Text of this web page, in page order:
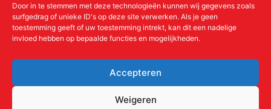
Door in te stemmen met deze technologieën kunnen wij gegevens zoals
surfgedrag of unieke ID's op deze site verwerken. Als je geen
toestemming geeft of uw toestemming intrekt, kan dit een nadelige
invloed hebben op bepaalde functies en mogelijkheden.
Accepteren
Weigeren
Meer over de Liudgerstichten
Aanmelden als donateur
ANBI